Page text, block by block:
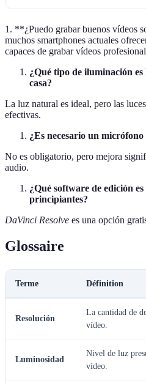
1. **¿Puedo grabar buenos vídeos
muchos smartphones actuales
capaces de grabar vídeos
¿Qué tipo de iluminación
casa?
La luz natural es ideal, pero las
efectivas.
¿Es necesario un micrófono
No es obligatorio, pero mejora
audio.
¿Qué software de edición
principiantes?
DaVinci Resolve es una opción
Glossaire
Terme Définition
Resolución
La cantidad de
vídeo.
Luminosidad
Nivel de luz
vídeo.